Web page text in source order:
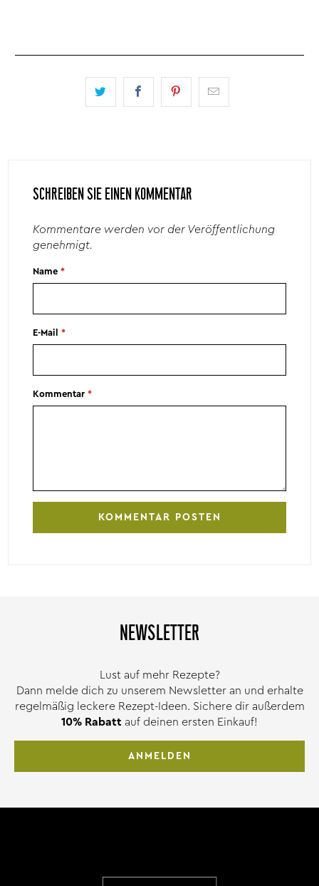
SCHREIBEN SIE EINEN KOMMENTAR
Kommentare werden vor der Veröffentlichung
genehmigt.
Name*
E-Mail*
Kommentar*
NEWSLETTER
Lust auf mehr Rezepte?
Dann melde dich zu unserem Newsletter an und erhalte
regelmäßig leckere Rezept-Ideen. Sichere dir außerdem
10% Rabatt auf deinen ersten Einkauf!
ANMELDEN